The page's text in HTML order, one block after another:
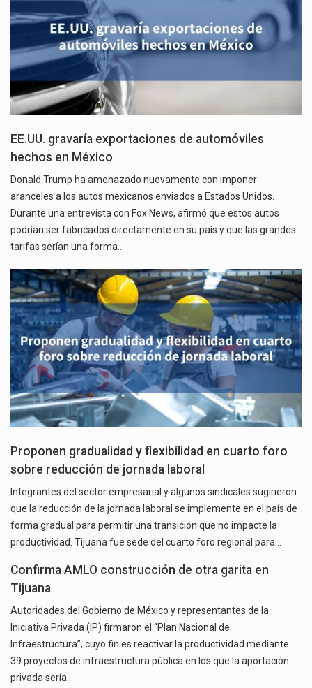
EE.UU. gravaría exportaciones de automóviles
hechos en México
Donald Trump ha amenazado nuevamente con imponer
aranceles a los autos mexicanos enviados a Estados Unidos.
Durante una entrevista con Fox News, afirmó que estos autos
podrían ser fabricados directamente en su país y que las grandes
tarifas serían una forma…
Proponen gradualidad y flexibilidad en cuarto foro
sobre reducción de jornada laboral
Integrantes del sector empresarial y algunos sindicales sugirieron
que la reducción de la jornada laboral se implemente en el país de
forma gradual para permitir una transición que no impacte la
productividad. Tijuana fue sede del cuarto foro regional para…
Confirma AMLO construcción de otra garita en
Tijuana
Autoridades del Gobierno de México y representantes de la
Iniciativa Privada (IP) firmaron el “Plan Nacional de
Infraestructura”, cuyo fin es reactivar la productividad mediante
39 proyectos de infraestructura pública en los que la aportación
privada sería…